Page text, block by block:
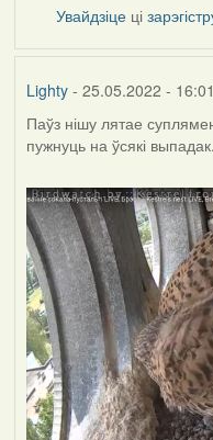
Увайдзіце ці
Lighty- 25.05.2022 - 16:01
Паўз нішу лятае
пужнуць на ўсякі выпадак.